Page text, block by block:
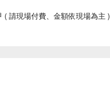
( 請現場付費、金額依現場為主 )